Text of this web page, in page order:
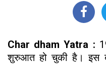
Char dham Yatra :
शुरुआत हो चुकी है। इस